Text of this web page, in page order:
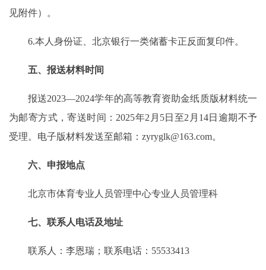
见附件）。
6.本人身份证、北京银行一类储蓄卡正反面复印件。
五、报送材料时间
报送2023—2024学年的高等教育资助金纸质版材料统一
为邮寄方式，寄送时间：2025年2月5日至2月14日逾期不予
受理。电子版材料发送至邮箱：zyryglk@163.com。
六、申报地点
北京市体育专业人员管理中心专业人员管理科
七、联系人电话及地址
联系人：李恩瑞；联系电话：55533413